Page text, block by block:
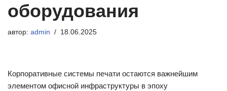
оборудования
автор: admin 18.06.2025
Корпоративные системы печати остаются важнейшим
элементом офисной инфраструктуры в эпоху